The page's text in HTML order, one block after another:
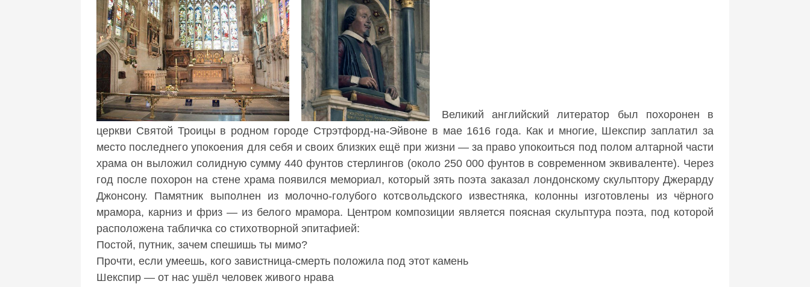
Великий английский литератор был похоронен в
церкви Святой Троицы в родном городе Стрэтфорд-на-Эйвоне в мае 1616 года. Как и многие, Шекспир заплатил за
место последнего упокоения для себя и своих близких ещё при жизни — за право упокоиться под полом алтарной части
храма он выложил солидную сумму 440 фунтов стерлингов (около 250 000 фунтов в современном эквиваленте). Через
год после похорон на стене храма появился мемориал, который зять поэта заказал лондонскому скульптору Джерарду
Джонсону. Памятник выполнен из молочно-голубого котсвольдского известняка, колонны изготовлены из чёрного
мрамора, карниз и фриз — из белого мрамора. Центром композиции является поясная скульптура поэта, под которой
расположена табличка со стихотворной эпитафией:
Постой, путник, зачем спешишь ты мимо?
Прочти, если умеешь, кого завистница-смерть положила под этот камень
Шекспир — от нас ушёл человек живого нрава